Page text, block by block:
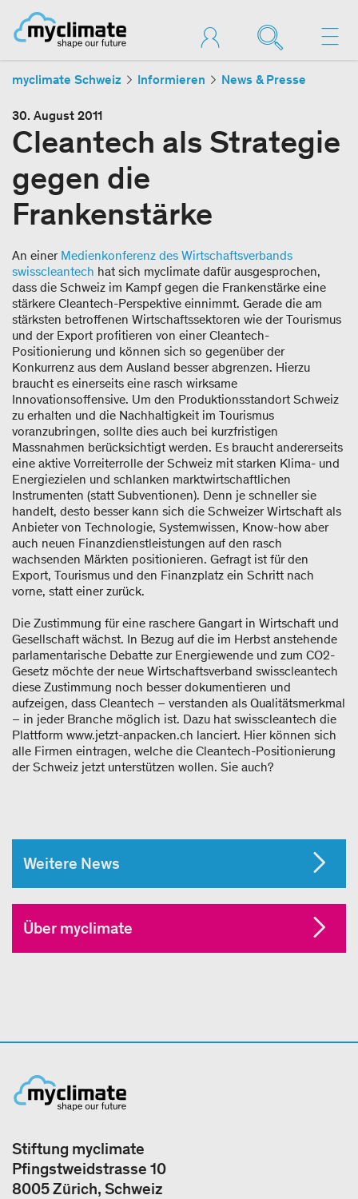
myclimate Schweiz Informieren News & Presse
30. August 2011
Cleantech als Strategie
gegen die
Frankenstärke
An einer Medienkonferenz des Wirtschaftsverbands
swisscleantech hat sich myclimate dafür ausgesprochen,
dass die Schweiz im Kampf gegen die Frankenstärke eine
stärkere Cleantech-Perspektive einnimmt. Gerade die am
stärksten betroffenen Wirtschaftssektoren wie der Tourismus
und der Export profitieren von einer Cleantech-
Positionierung und können sich so gegenüber der
Konkurrenz aus dem Ausland besser abgrenzen. Hierzu
braucht es einerseits eine rasch wirksame
Innovationsoffensive. Um den Produktionsstandort Schweiz
zu erhalten und die Nachhaltigkeit im Tourismus
voranzubringen, sollte dies auch bei kurzfristigen
Massnahmen berücksichtigt werden. Es braucht andererseits
eine aktive Vorreiterrolle der Schweiz mit starken Klima- und
Energiezielen und schlanken marktwirtschaftlichen
Instrumenten (statt Subventionen). Denn je schneller sie
handelt, desto besser kann sich die Schweizer Wirtschaft als
Anbieter von Technologie, Systemwissen, Know-how aber
auch neuen Finanzdienstleistungen auf den rasch
wachsenden Märkten positionieren. Gefragt ist für den
Export, Tourismus und den Finanzplatz ein Schritt nach
vorne, statt einer zurück.
Die Zustimmung für eine raschere Gangart in Wirtschaft und
Gesellschaft wächst. In Bezug auf die im Herbst anstehende
parlamentarische Debatte zur Energiewende und zum CO2-
Gesetz möchte der neue Wirtschaftsverband swisscleantech
diese Zustimmung noch besser dokumentieren und
aufzeigen, dass Cleantech – verstanden als Qualitätsmerkmal
– in jeder Branche möglich ist. Dazu hat swisscleantech die
Plattform www.jetzt-anpacken.ch lanciert. Hier können sich
alle Firmen eintragen, welche die Cleantech-Positionierung
der Schweiz jetzt unterstützen wollen. Sie auch?
Weitere News
Über myclimate
Stiftung myclimate
Pfingstweidstrasse 10
8005 Zürich, Schweiz